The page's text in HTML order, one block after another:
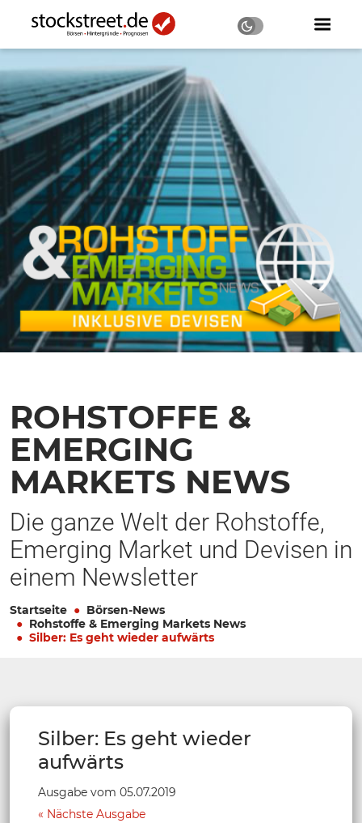
ROHSTOFFE &
EMERGING
MARKETS NEWS
Die ganze Welt der Rohstoffe,
Emerging Market und Devisen in
einem Newsletter
Startseite
Börsen-News
Rohstoffe & Emerging Markets News
Silber: Es geht wieder aufwärts
Silber: Es geht wieder
aufwärts
Ausgabe vom 05.07.2019
Nächste Ausgabe